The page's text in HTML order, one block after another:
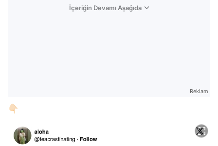
İçeriğin Devamı Aşağıda
Reklam
👇🏻